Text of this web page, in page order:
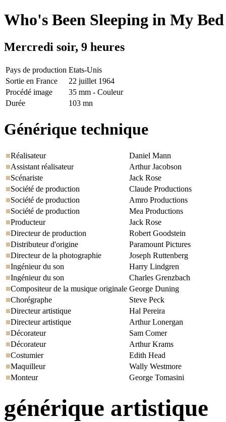
Who's Been Sleeping in My
Mercredi soir, 9 heures
Pays de production Etats-Unis
Sortie en France
22 juillet 1964
Procédé image
35 mm - Couleur
Durée
103 mn
Générique technique
Réalisateur
Daniel Mann
Assistant réalisateur
Arthur Jacobson
Scénariste
Jack Rose
Société de production
Claude Productions
Société de production
Amro Productions
Société de production
Mea Productions
Producteur
Jack Rose
Directeur de production
Robert Goodstein
Distributeur d'origine
Paramount Pictures
Directeur de la photographie
Joseph Ruttenberg
Ingénieur du son
Harry Lindgren
Ingénieur du son
Charles Grenzbach
Compositeur de la musique originale George Duning
Chorégraphe
Steve Peck
Directeur artistique
Hal Pereira
Directeur artistique
Arthur Lonergan
Décorateur
Sam Comer
Décorateur
Arthur Krams
Costumier
Edith Head
Maquilleur
Wally Westmore
Monteur
George Tomasini
générique artistique